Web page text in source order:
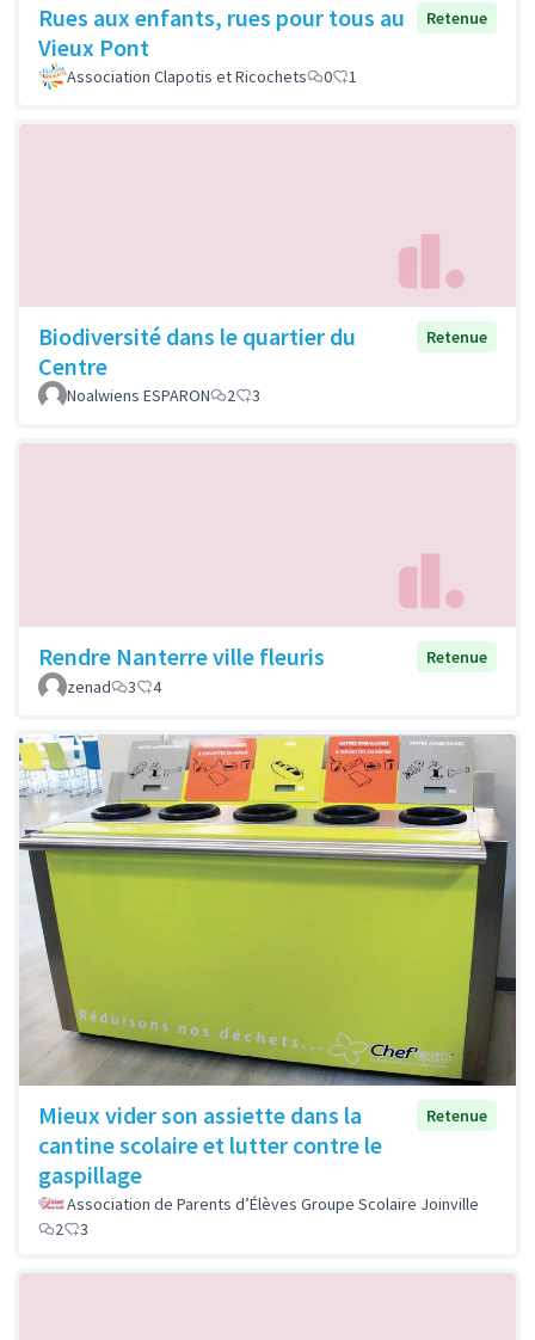
Rues aux enfants, rues pour tous au
Vieux Pont
Retenue
Association Clapotis et Ricochets 0 1
Biodiversité dans le quartier du
Centre
Retenue
Noalwiens ESPARON 2 3
Rendre Nanterre ville fleuris
Retenue
zenad
3 4
Mieux vider son assiette dans la
cantine scolaire et lutter contre le
gaspillage
Retenue
Association de Parents d’Élèves Groupe Scolaire Joinville
2
3